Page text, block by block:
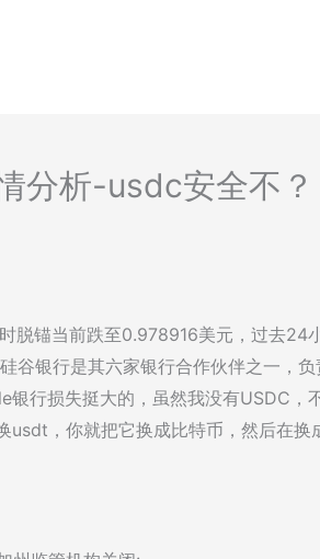
分析-usdc安全不？
脱锚当前跌至0.978916美元，过去24
谷银行是其六家银行合作伙伴之一，
行损失挺大的，虽然我没有USDC，
usdt，你就把它换成比特币，然后在